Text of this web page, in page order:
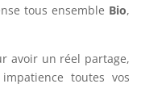
tous ensemble Bio,
avoir un réel partage,
toutes vos